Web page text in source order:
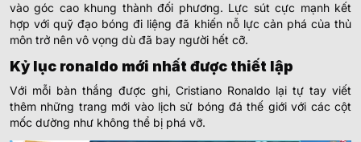
vào góc cao khung thành đối phương. Lực sút cực mạnh kết
hợp với quỹ đạo bóng đi liệng đã khiến nỗ lực cản phá của thủ
môn trở nên vô vọng dù đã bay người hết cỡ.
Kỷ lục ronaldo mới nhất được thiết lập
Với mỗi bàn thắng được ghi, Cristiano Ronaldo lại tự tay viết
thêm những trang mới vào lịch sử bóng đá thế giới với các cột
mốc dường như không thể bị phá vỡ.